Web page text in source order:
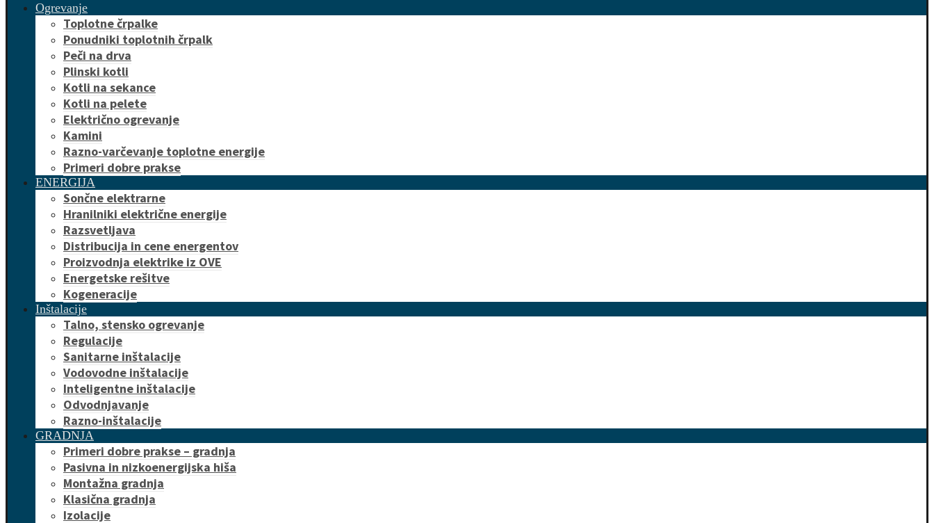
Ogrevanje
Toplotne črpalke
Ponudniki toplotnih črpalk
Peči na drva
Plinski kotli
Kotli na sekance
Kotli na pelete
Električno ogrevanje
Kamini
Razno-varčevanje toplotne energije
Primeri dobre prakse
ENERGIJA
Sončne elektrarne
Hranilniki električne energije
Razsvetljava
Distribucija in cene energentov
Proizvodnja elektrike iz OVE
Energetske rešitve
Kogeneracije
Inštalacije
Talno, stensko ogrevanje
Regulacije
Sanitarne inštalacije
Vodovodne inštalacije
Inteligentne inštalacije
Odvodnjavanje
Razno-inštalacije
GRADNJA
Primeri dobre prakse – gradnja
Pasivna in nizkoenergijska hiša
Montažna gradnja
Klasična gradnja
Izolacije